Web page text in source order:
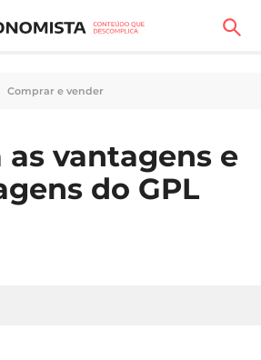
Comprar e vender
as vantagens e
do GPL